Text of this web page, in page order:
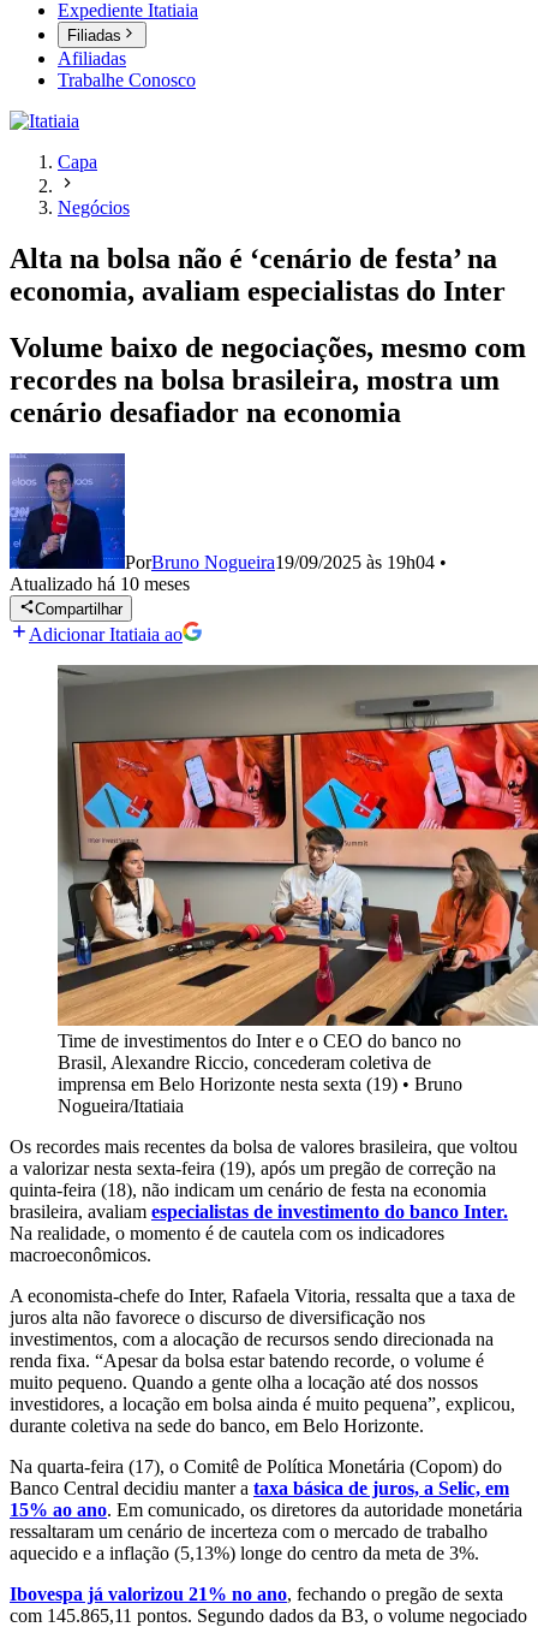
Expediente Itatiaia
Filiadas
Afiliadas
Trabalhe Conosco
Capa
Negócios
Alta na bolsa não é ‘cenário de festa’ na
economia, avaliam especialistas do Inter
Volume baixo de negociações, mesmo com
recordes na bolsa brasileira, mostra um
cenário desafiador na economia
PorBruno Nogueira19/09/2025 às 19h04 •
Atualizado há 10 meses
Compartilhar
Adicionar Itatiaia ao
Time de investimentos do Inter e o CEO do banco no
Brasil, Alexandre Riccio, concederam coletiva de
imprensa em Belo Horizonte nesta sexta (19) • Bruno
Nogueira/Itatiaia
Os recordes mais recentes da bolsa de valores brasileira, que voltou
a valorizar nesta sexta-feira (19), após um pregão de correção na
quinta-feira (18), não indicam um cenário de festa na economia
brasileira, avaliam especialistas de investimento do banco Inter.
Na realidade, o momento é de cautela com os indicadores
macroeconômicos.
A economista-chefe do Inter, Rafaela Vitoria, ressalta que a taxa de
juros alta não favorece o discurso de diversificação nos
investimentos, com a alocação de recursos sendo direcionada na
renda fixa. “Apesar da bolsa estar batendo recorde, o volume é
muito pequeno. Quando a gente olha a locação até dos nossos
investidores, a locação em bolsa ainda é muito pequena”, explicou,
durante coletiva na sede do banco, em Belo Horizonte.
Na quarta-feira (17), o Comitê de Política Monetária (Copom) do
Banco Central decidiu manter a taxa básica de juros, a Selic, em
15% ao ano. Em comunicado, os diretores da autoridade monetária
ressaltaram um cenário de incerteza com o mercado de trabalho
aquecido e a inflação (5,13%) longe do centro da meta de 3%.
Ibovespa já valorizou 21% no ano, fechando o pregão de sexta
com 145.865,11 pontos. Segundo dados da B3, o volume negociado